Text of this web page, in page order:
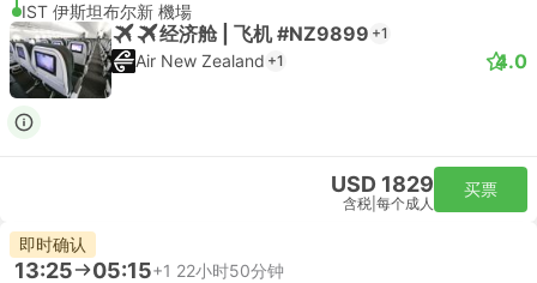
IST 伊斯坦布尔新 機場
经济舱 | 飞机 #NZ9899 +1
Air New Zealand +1 4.0
USD 1829
含税 每个成人
买票
即时确认
13:25 05:15+1 22小时50分钟